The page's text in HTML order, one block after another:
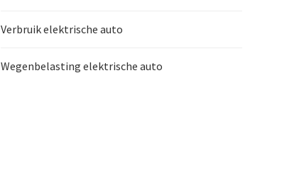
Verbruik elektrische auto
Wegenbelasting elektrische auto